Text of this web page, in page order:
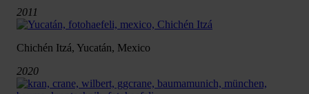
2011
Chichén Itzá, Yucatán, Mexico
2020